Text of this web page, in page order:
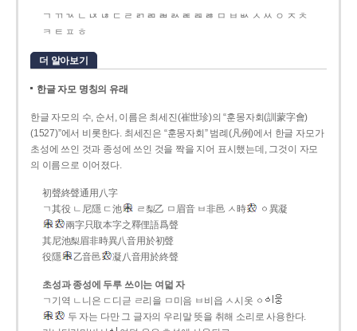
ㄱ ㄲ ㄳ ㄴ ㄵ ㄶ ㄷ ㄹ ㄺ ㄻ ㄼ ㄽ ㄾ ㄿ ㅀ ㅁ ㅂ ㅄ ㅅ ㅆ ㅇ ㅈ ㅊ
ㅋ ㅌ ㅍ ㅎ
더 알아보기
한글 자모 명칭의 유래
한글 자모의 수, 순서, 이름은 최세진(崔世珍)의 “훈몽자회(訓蒙字會)
(1527)”에서 비롯한다. 최세진은 “훈몽자회” 범례(凡例)에서 한글 자모가
초성에 쓰인 것과 종성에 쓰인 것을 짝을 지어 표시했는데, 그것이 자모
의 이름으로 이어졌다.
初聲終聲通用八字
ㄱ其役 ㄴ尼隱 ㄷ池
ㄹ梨乙 ㅁ眉音 ㅂ非邑 ㅅ時
ㆁ異凝
兩字只取本字之釋俚語爲聲
其尼池梨眉非時異八音用於初聲
役隱
乙音邑 凝八音用於終聲
초성과 종성에 두루 쓰이는 여덟 자
ㄱ기역 ㄴ니은 ㄷ디귿 ㄹ리을 ㅁ미음 ㅂ비읍 ㅅ시옷 ㆁ
두 자는 다만 그 글자의 우리말 뜻을 취해 소리로 사용한다.